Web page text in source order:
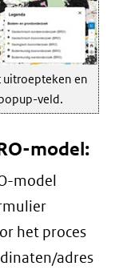
en
veld.
model:
model
het proces
adres